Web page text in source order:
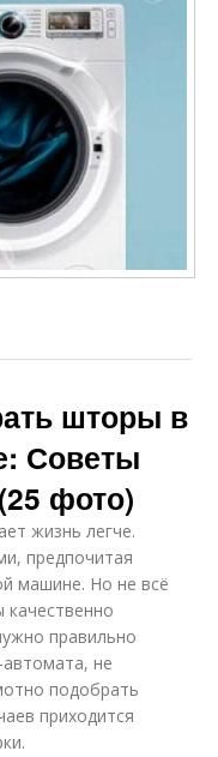
шторы в
Советы
фото)
жизнь легче.
предпочитая
машине. Но не всё
качественно
правильно
не
подобрать
приходится